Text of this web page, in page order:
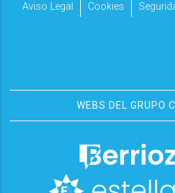
Aviso Legal
Cookies
WEBS DEL GRUPO